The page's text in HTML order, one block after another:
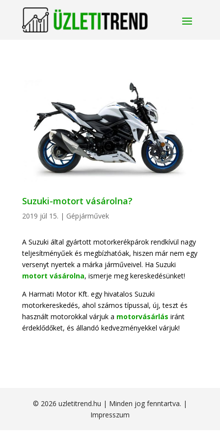
Suzuki-motort vásárolna?
2019 júl 15. | Gépjárművek
A Suzuki által gyártott motorkerékpárok rendkívül nagy
teljesítményűek és megbízhatóak, hiszen már nem egy
versenyt nyertek a márka járműveivel. Ha Suzuki
motort vásárolna, ismerje meg kereskedésünket!
A Harmati Motor Kft. egy hivatalos Suzuki
motorkereskedés, ahol számos típussal, új, teszt és
használt motorokkal várjuk a motorvásárlás iránt
érdeklődőket, és állandó kedvezményekkel várjuk!
© 2026 uzletitrend.hu | Minden jog fenntartva. |
Impresszum